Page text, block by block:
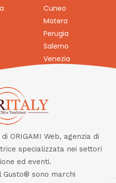
Cuneo
Matera
Perugia
Salerno
Venezia
ORIGAMI Web, agenzia di
specializzata nei settori
ed eventi.
sono marchi